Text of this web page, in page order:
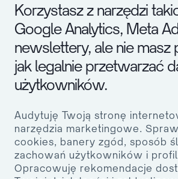
Korzystasz z narzędzi
Google Analytics, Meta
newslettery, ale nie masz
jak legalnie przetwarzać
użytkowników.
Audytuję Twoją stronę
narzędzia marketingowe.
cookies, banery zgód, sposób
zachowań użytkowników i
Opracowuję rekomendacje